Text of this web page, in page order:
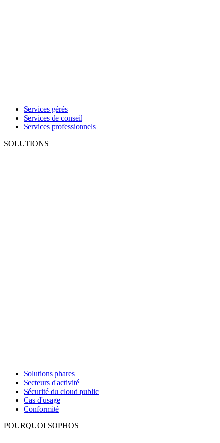
Services gérés
Services de conseil
Services professionnels
SOLUTIONS
Solutions phares
Secteurs d'activité
Sécurité du cloud public
Cas d'usage
Conformité
POURQUOI SOPHOS